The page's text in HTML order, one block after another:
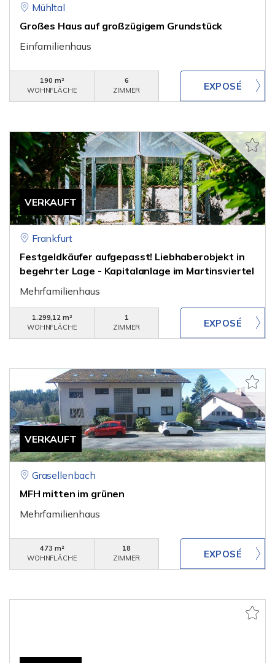
Mühltal
Großes Haus auf großzügigem Grundstück
Einfamilienhaus
190 m²
WOHNFLÄCHE
6
ZIMMER
VERKAUFT
Frankfurt
Festgeldkäufer aufgepasst! Liebhaberobjekt in
begehrter Lage - Kapitalanlage im Martinsviertel
Mehrfamilienhaus
1.299,12 m²
WOHNFLÄCHE
1
ZIMMER
VERKAUFT
Grasellenbach
MFH mitten im grünen
Mehrfamilienhaus
473 m²
WOHNFLÄCHE
18
ZIMMER